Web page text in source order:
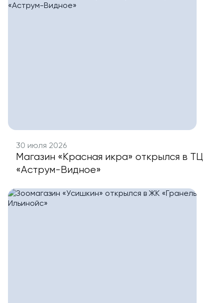
30 июля 2026
Магазин «Красная икра» открылся в ТЦ
«Аструм-Видное»